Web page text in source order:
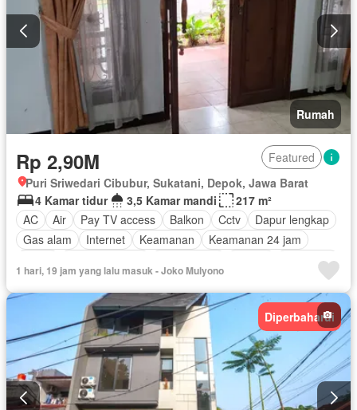
Rumah
Rp 2,90M
Featured
Puri Sriwedari Cibubur, Sukatani, Depok, Jawa Barat
4 Kamar tidur
3,5 Kamar mandi
217 m²
AC
Air Pay TV access Balkon Cctv
Dapur lengkap
Gas alam
Internet Keamanan
Keamanan 24 jam
Tangki air
Televisi
Panggang Teras Wifi Sebagian perabotan
1 hari, 19 jam yang lalu masuk - Joko Mulyono
Diperbaharui